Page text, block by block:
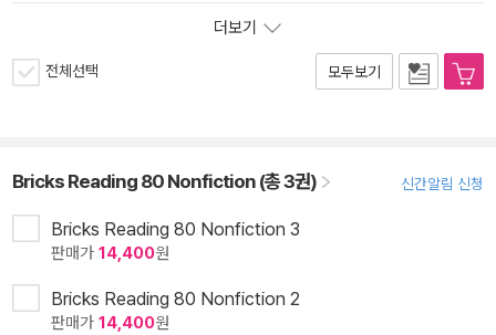
더보기
전체선택 모두보기
Bricks Reading 80 Nonfiction (총 3권) 신간알림 신청
Bricks Reading 80 Nonfiction 3
판매가 14,400원
Bricks Reading 80 Nonfiction 2
판매가 14,400원